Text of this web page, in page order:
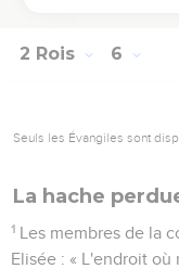
2 Rois 6
Seuls les Évangiles sont
La hache
1 Les membres de la
Elisée : « L'endroit